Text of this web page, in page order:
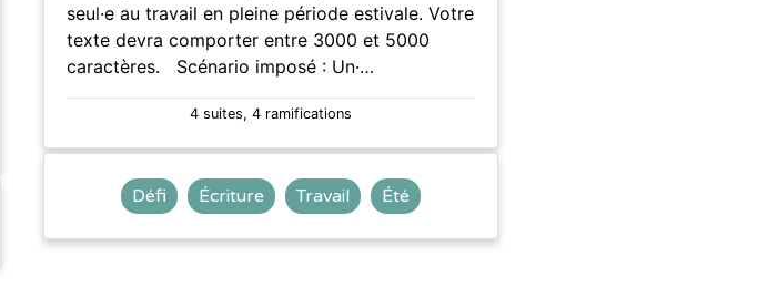
seul·e au travail en pleine période estivale. Votre
texte devra comporter entre 3000 et 5000
caractères. Scénario imposé : Un·…
4 suites, 4 ramifications
Défi Écriture Travail Été